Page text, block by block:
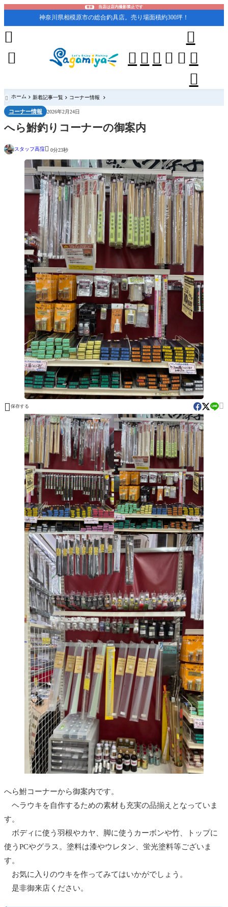
重要 当店は店内撮影禁止です
神奈川県相模原市の総合釣具店。売り場面積約300坪！
    





 ホーム 新着記事一覧 コーナー情報
コーナー情報 2026年2月24日
へら鮒釣りコーナーの御案内
スタッフ高窪 0分23秒
 保存する 
へら鮒コーナーから御案内です。
ヘラウキを自作するための素材も充実の品揃えとなっていま
す。
ボディに使う羽根やカヤ、脚に使うカーボンや竹、トップに
使うPCやグラス。塗料は漆やウレタン、蛍光塗料等ございま
す。
お気に入りのウキを作ってみてはいかがでしょう。
是非御来店ください。